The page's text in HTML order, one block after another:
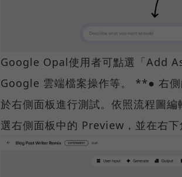
Google Opal使用者可點選「Add
Google 雲端檔案操作等。 **● 右
於右側面板進行測試。依照流程圖
選右側面板中的 Preview，並在右下